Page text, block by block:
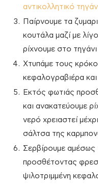
αντικολλητικό
Παίρνουμε τα
κουτάλα μαζί με
ρίχνουμε στο
Χτυπάμε τους
κεφαλογραβιέρα
Εκτός φωτιάς
και ανακατεύουμε
νερό χρειαστεί
σάλτσα της
Σερβίρουμε αμέσως
προσθέτοντας
ψιλοτριμμένη